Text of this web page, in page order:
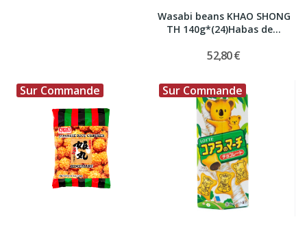
Wasabi beans KHAO SHONG
TH 140g*(24)Habas de...
52,80 €
Sur Commande Sur Commande